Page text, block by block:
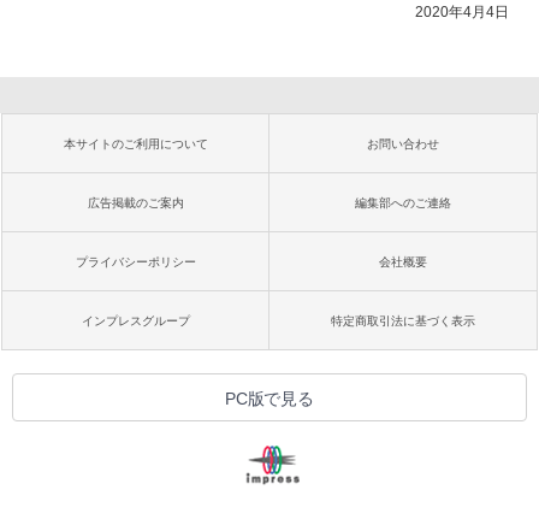
2020年4月4日
本サイトのご利用について お問い合わせ
広告掲載のご案内 編集部へのご連絡
プライバシーポリシー 会社概要
インプレスグループ 特定商取引法に基づく表示
PC版で見る